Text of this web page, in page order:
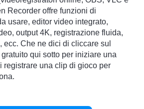
Recorder offre funzioni di
usare, editor video integrato,
output 4K, registrazione fluida,
ecc. Che ne dici di cliccare sul
qui sotto per iniziare una
registrare una clip di gioco per